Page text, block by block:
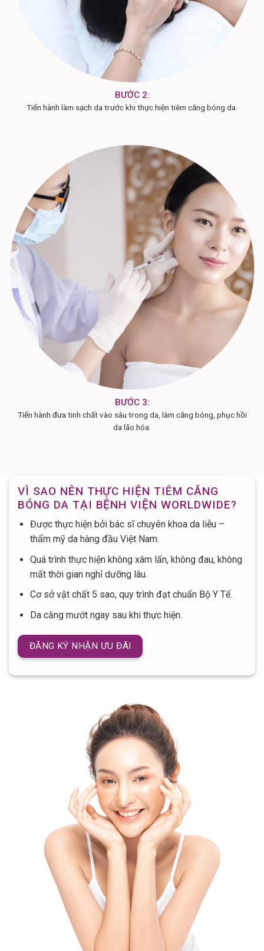
BƯỚC 2:
Tiến hành làm sạch da trước khi thực hiện tiêm căng bóng da.
BƯỚC 3:
Tiến hành đưa tinh chất vào sâu trong da, làm căng bóng, phục hồi
da lão hóa.
VÌ SAO NÊN THỰC HIỆN TIÊM CĂNG
BÓNG DA TẠI BỆNH VIỆN WORLDWIDE?
Được thực hiện bởi bác sĩ chuyên khoa da liễu –
thẩm mỹ da hàng đầu Việt Nam.
Quá trình thực hiện không xâm lấn, không đau, không
mất thời gian nghỉ dưỡng lâu.
Cơ sở vật chất 5 sao, quy trình đạt chuẩn Bộ Y Tế.
Da căng mướt ngay sau khi thực hiện.
ĐĂNG KÝ NHẬN ƯU ĐÃI